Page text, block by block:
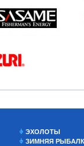
ЭХОЛОТЫ
ЗИМНЯЯ